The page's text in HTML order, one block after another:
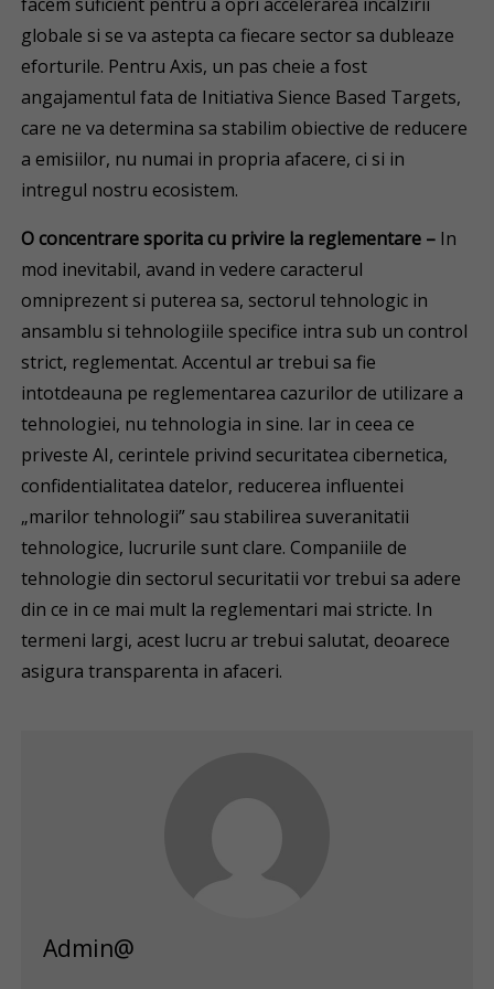
globale si se va astepta ca fiecare sector sa dubleaze
eforturile. Pentru Axis, un pas cheie a fost
angajamentul fata de Initiativa Sience Based Targets,
care ne va determina sa stabilim obiective de reducere
a emisiilor, nu numai in propria afacere, ci si in
intregul nostru ecosistem.
O concentrare sporita cu privire la reglementare – In
mod inevitabil, avand in vedere caracterul
omniprezent si puterea sa, sectorul tehnologic in
ansamblu si tehnologiile specifice intra sub un control
strict, reglementat. Accentul ar trebui sa fie
intotdeauna pe reglementarea cazurilor de utilizare a
tehnologiei, nu tehnologia in sine. Iar in ceea ce
priveste AI, cerintele privind securitatea cibernetica,
confidentialitatea datelor, reducerea influentei
„marilor tehnologii” sau stabilirea suveranitatii
tehnologice, lucrurile sunt clare. Companiile de
tehnologie din sectorul securitatii vor trebui sa adere
din ce in ce mai mult la reglementari mai stricte. In
termeni largi, acest lucru ar trebui salutat, deoarece
asigura transparenta in afaceri.
Admin@